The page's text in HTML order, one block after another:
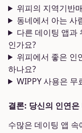
위피의 지역기반
동네에서 아는 사
다른 데이팅 앱과
인가요?
위피에서 좋은 인
하나요?
WIPPY 사용은 무
결론: 당신의 인연
수많은 데이팅 앱